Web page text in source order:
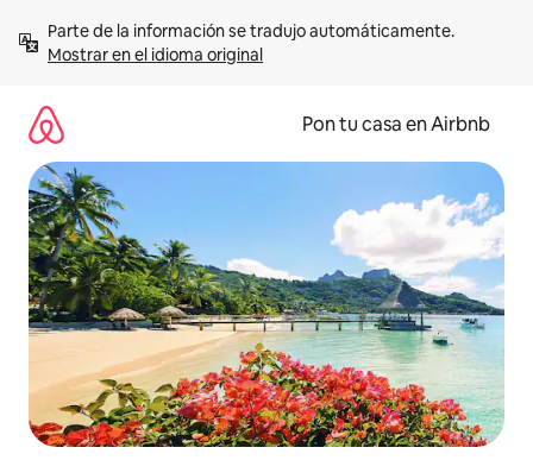
contenidoMostrar en el idioma original
Pon tu casa en Airbnb